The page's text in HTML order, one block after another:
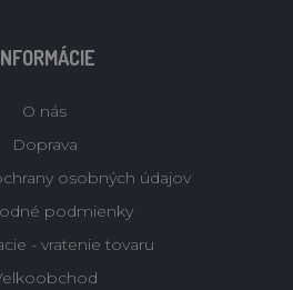
O nás
Doprava
osobných údajov
podmienky
- vratenie tovaru